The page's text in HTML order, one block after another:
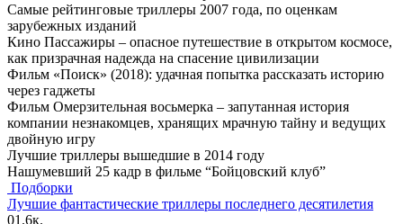
Самые рейтинговые триллеры 2007 года, по оценкам
зарубежных изданий
Кино Пассажиры – опасное путешествие в открытом космосе,
как призрачная надежда на спасение цивилизации
Фильм «Поиск» (2018): удачная попытка рассказать историю
через гаджеты
Фильм Омерзительная восьмерка – запутанная история
компании незнакомцев, хранящих мрачную тайну и ведущих
двойную игру
Лучшие триллеры вышедшие в 2014 году
Нашумевший 25 кадр в фильме “Бойцовский клуб”
Подборки
Лучшие фантастические триллеры последнего десятилетия
01.6к.